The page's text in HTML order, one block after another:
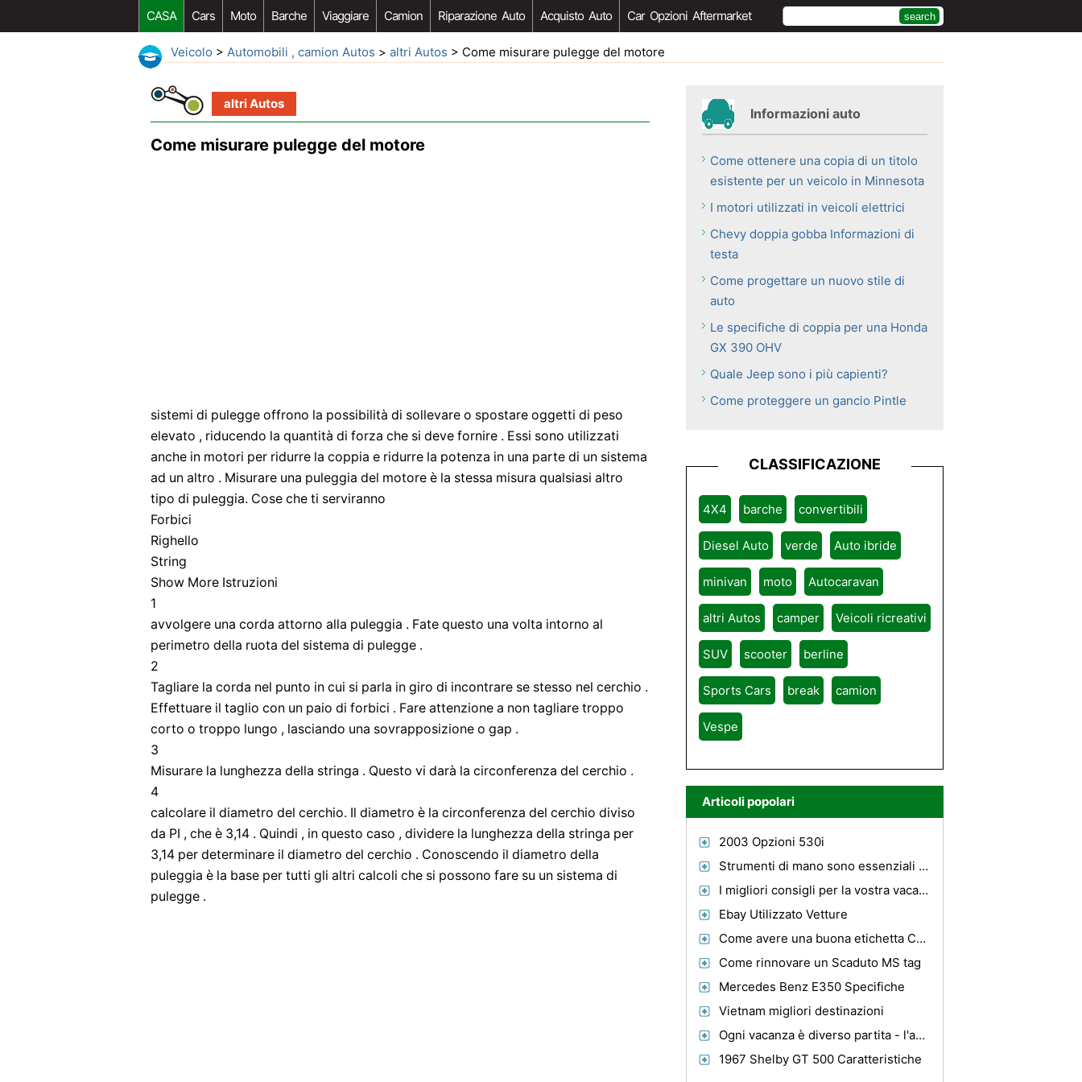
CASA Cars Moto Barche Viaggiare Camion Riparazione Auto Acquisto Auto Car Opzioni Aftermarket
Veicolo > Automobili , camion Autos > altri Autos > Come misurare pulegge del motore
altri Autos
Come misurare pulegge del motore
sistemi di pulegge offrono la possibilità di sollevare o spostare oggetti di peso
elevato , riducendo la quantità di forza che si deve fornire . Essi sono utilizzati
anche in motori per ridurre la coppia e ridurre la potenza in una parte di un sistema
ad un altro . Misurare una puleggia del motore è la stessa misura qualsiasi altro
tipo di puleggia. Cose che ti serviranno
Forbici
Righello
String
Show More Istruzioni
1
avvolgere una corda attorno alla puleggia . Fate questo una volta intorno al
perimetro della ruota del sistema di pulegge .
2
Tagliare la corda nel punto in cui si parla in giro di incontrare se stesso nel cerchio .
Effettuare il taglio con un paio di forbici . Fare attenzione a non tagliare troppo
corto o troppo lungo , lasciando una sovrapposizione o gap .
3
Misurare la lunghezza della stringa . Questo vi darà la circonferenza del cerchio .
4
calcolare il diametro del cerchio. Il diametro è la circonferenza del cerchio diviso
da PI , che è 3,14 . Quindi , in questo caso , dividere la lunghezza della stringa per
3,14 per determinare il diametro del cerchio . Conoscendo il diametro della
puleggia è la base per tutti gli altri calcoli che si possono fare su un sistema di
pulegge .
Informazioni auto
Come ottenere una copia di un titolo
esistente per un veicolo in Minnesota
I motori utilizzati in veicoli elettrici
Chevy doppia gobba Informazioni di
testa
Come progettare un nuovo stile di
auto
Le specifiche di coppia per una Honda
GX 390 OHV
Quale Jeep sono i più capienti?
Come proteggere un gancio Pintle
CLASSIFICAZIONE
4X4 barche convertibili
Diesel Auto verde Auto ibride
minivan moto Autocaravan
altri Autos camper Veicoli ricreativi
SUV scooter berline
Sports Cars break camion
Vespe
Articoli popolari
2003 Opzioni 530i
Strumenti di mano sono essenziali per Automotive
I migliori consigli per la vostra vacanza
Ebay Utilizzato Vetture
Come avere una buona etichetta Carpooling
Come rinnovare un Scaduto MS tag
Mercedes Benz E350 Specifiche
Vietnam migliori destinazioni
Ogni vacanza è diverso partita - l'assicurazione di viaggio per il vostro viaggio
1967 Shelby GT 500 Caratteristiche